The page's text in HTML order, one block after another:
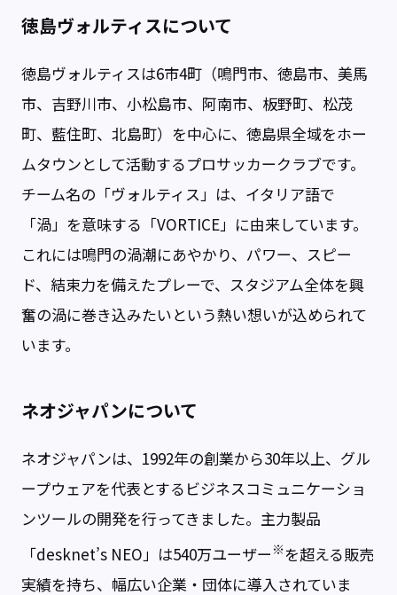
徳島ヴォルティスについて
徳島ヴォルティスは6市4町（鳴門市、徳島市、美馬
市、吉野川市、小松島市、阿南市、板野町、松茂
町、藍住町、北島町）を中心に、徳島県全域をホー
ムタウンとして活動するプロサッカークラブです。
チーム名の「ヴォルティス」は、イタリア語で
「渦」を意味する「VORTICE」に由来しています。
これには鳴門の渦潮にあやかり、パワー、スピー
ド、結束力を備えたプレーで、スタジアム全体を興
奮の渦に巻き込みたいという熱い想いが込められて
います。
ネオジャパンについて
ネオジャパンは、1992年の創業から30年以上、グル
ープウェアを代表とするビジネスコミュニケーショ
ンツールの開発を行ってきました。主力製品
「desknet’s NEO」は540万ユーザー ※を超える販売
実績を持ち、幅広い企業・団体に導入されていま